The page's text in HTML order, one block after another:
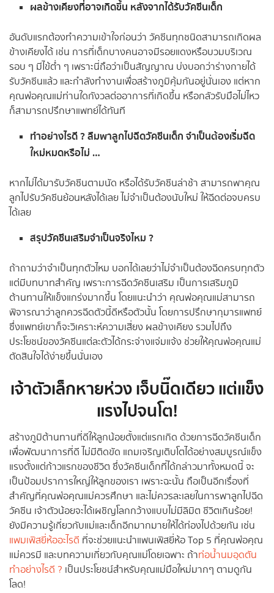
ผลข้างเคียงที่อาจเกิดขึ้น หลังจากได้รับวัคซีนเด็ก
อันดับแรกต้องทำความเข้าใจก่อนว่า วัคซีนทุกชนิดสามารถเกิดผล
ข้างเคียงได้ เช่น การที่เด็กบางคนอาจมีรอยแดงหรือบวมบริเวณ
รอบ ๆ มีไข้ต่ำ ๆ เพราะนี่ถือว่าเป็นสัญญาณ บ่งบอกว่าร่างกายได้
รับวัคซีนแล้ว และกำลังทำงานเพื่อสร้างภูมิคุ้มกันอยู่นั่นเอง แต่หาก
คุณพ่อคุณแม่ท่านใดกังวลต่ออาการที่เกิดขึ้น หรือกลัวรับมือไม่ไหว
ก็สามารถปรึกษาแพทย์ได้ทันที
ทำอย่างไรดี ? ลืมพาลูกไปฉีดวัคซีนเด็ก จำเป็นต้องเริ่มฉีด
ใหม่หมดหรือไม่ …
หากไม่ได้มารับวัคซีนตามนัด หรือได้รับวัคซีนล่าช้า สามารถพาคุณ
ลูกไปรับวัคซีนย้อนหลังได้เลย ไม่จำเป็นต้องนับใหม่ ให้ฉีดต่อจบครบ
ได้เลย
สรุปวัคซีนเสริมจำเป็นจริงไหม ?
ถ้าถามว่าจำเป็นทุกตัวไหม บอกได้เลยว่าไม่จำเป็นต้องฉีดครบทุกตัว
แต่มีบทบาทสำคัญ เพราะการฉีดวัคซีนเสริม เป็นการเสริมภูมิ
ต้านทานให้แข็งแกร่งมากขึ้น โดยแนะนำว่า คุณพ่อคุณแม่สามารถ
พิจารณาว่าลูกควรฉีดตัวนี้ดีหรือตัวนั้น โดยการปรึกษากุมารแพทย์
ซึ่งแพทย์เขาก็จะวิเคราะห์ความเสี่ยง ผลข้างเคียง รวมไปถึง
ประโยชน์ของวัคซีนแต่ละตัวได้กระจ่างแจ่มแจ้ง ช่วยให้คุณพ่อคุณแม่
ตัดสินใจได้ง่ายขึ้นนั่นเอง
เจ้าตัวเล็กหายห่วง เจ็บนิ๊ดเดียว แต่แข็ง
แรงไปจนโต!
สร้างภูมิต้านทานที่ดีให้ลูกน้อยตั้งแต่แรกเกิด ด้วยการฉีดวัคซีนเด็ก
เพื่อพัฒนาการที่ดี ไม่มีติดขัด แถมเจริญเติบโตได้อย่างสมบูรณ์แข็ง
แรงตั้งแต่ก้าวแรกของชีวิต ซึ่งวัคซีนเด็กที่ได้กล่าวมาทั้งหมดนี้ จะ
เป็นป้อมปราการใหญ่ให้ลูกของเรา เพราะฉะนั้น ถือเป็นอีกเรื่องที่
สำคัญที่คุณพ่อคุณแม่ควรศึกษา และไม่ควรละเลยในการพาลูกไปฉีด
วัคซีน เจ้าตัวน้อยจะได้เผชิญโลกกว้างแบบไม่มีลิมิต ชีวิตเกินร้อย!
ยังมีความรู้เกี่ยวกับแม่และเด็กอีกมากมายให้ได้ท่องไปด้วยกัน เช่น
แพมเพิสยี่ห้ออะไรดี ที่จะช่วยแนะนำแพนเพิสยี่ห้อ Top 5 ที่คุณพ่อคุณ
แม่ควรมี และบทความเกี่ยวกับคุณแม่โดยเฉพาะ ถ้าท่อน้ำนมอุดตัน
ทำอย่างไรดี ? เป็นประโยชน์สำหรับคุณแม่มือใหม่มากๆ ตามดูกัน
โลด!